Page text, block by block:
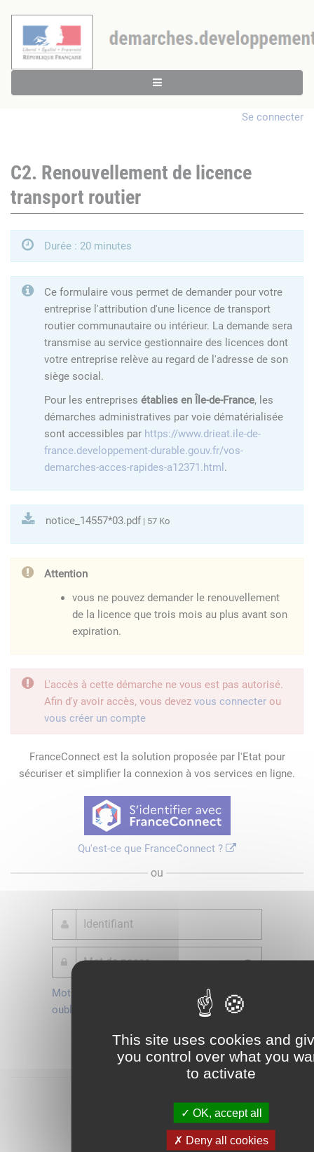
This site uses cookies and
you control over what you
to activate
OK, accept all
Deny all cookies
Se connecter
C2. Renouvellement de licence
transport routier
Durée : 20 minutes
Ce formulaire vous permet de demander pour votre
entreprise l'attribution d'une licence de transport
routier communautaire ou intérieur. La demande sera
transmise au service gestionnaire des licences dont
votre entreprise relève au regard de l'adresse de son
siège social.
Pour les entreprises établies en Île-de-France, les
démarches administratives par voie dématérialisée
sont accessibles par https://www.drieat.ile-de-
france.developpement-durable.gouv.fr/vos-
demarches-acces-rapides-a12371.html .
notice_14557*03.pdf | 57 Ko
Attention
vous ne pouvez demander le renouvellement
de la licence que trois mois au plus avant son
expiration.
L'accès à cette démarche ne vous est pas autorisé.
Afin d'y avoir accès, vous devez vous connecter ou
vous créer un compte
FranceConnect est la solution proposée par l'Etat pour
sécuriser et simplifier la connexion à vos services en ligne.
Qu'est-ce que FranceConnect ?
ou
Mot de passe
oublié ?
Je crée mon
compte
Connexion